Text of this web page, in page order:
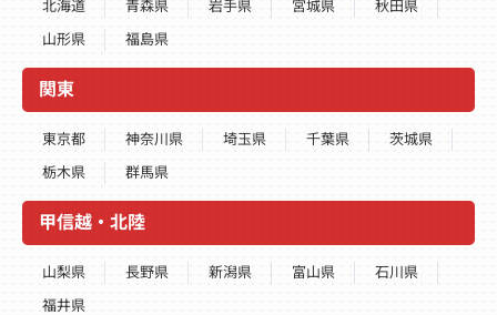
北海道 青森県 岩手県 宮城県
秋田県
山形県
福島県
関東
東京都 神奈川県 埼玉県 千葉県
茨城県
栃木県
群馬県
甲信越・北陸
山梨県 長野県 新潟県 富山県
石川県
福井県